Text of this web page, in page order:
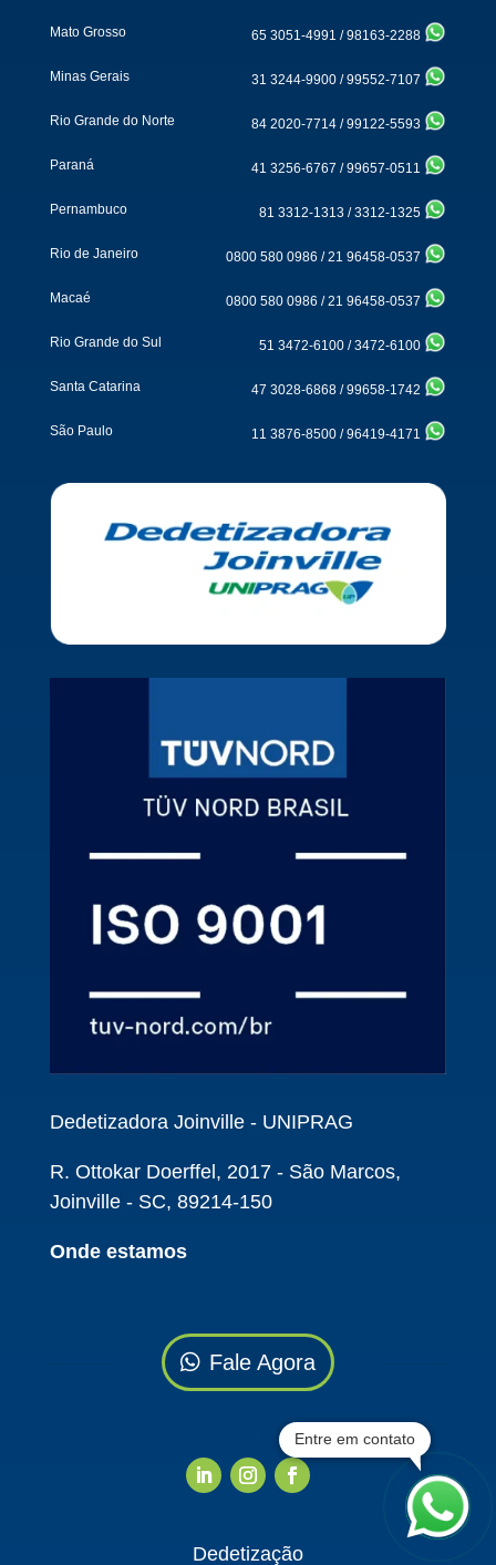
Mato Grosso 65 3051-4991 /98163-2288
Minas Gerais 31 3244-9900 /99552-7107
Rio Grande do Norte 84 2020-7714 /99122-5593
Paraná 41 3256-6767 /99657-0511
Pernambuco 81 3312-1313 /3312-1325
Rio de Janeiro 0800 580 0986 /21 96458-0537
Macaé 0800 580 0986 /21 96458-0537
Rio Grande do Sul 51 3472-6100 /3472-6100
Santa Catarina 47 3028-6868 /99658-1742
São Paulo 11 3876-8500 /96419-4171
Dedetizadora Joinville - UNIPRAG
R. Ottokar Doerffel, 2017 - São Marcos,
Joinville - SC, 89214-150
Onde estamos
Fale Agora
Dedetização
Entre em contato